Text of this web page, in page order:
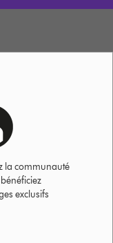
la communauté
exclusifs